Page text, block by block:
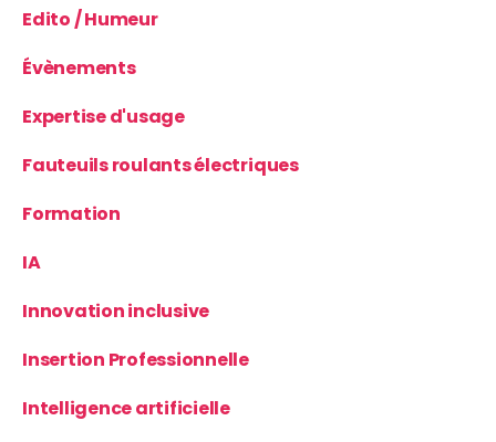
Edito / Humeur
Évènements
Expertise d'usage
Fauteuils roulants électriques
Formation
IA
Innovation inclusive
Insertion Professionnelle
Intelligence artificielle